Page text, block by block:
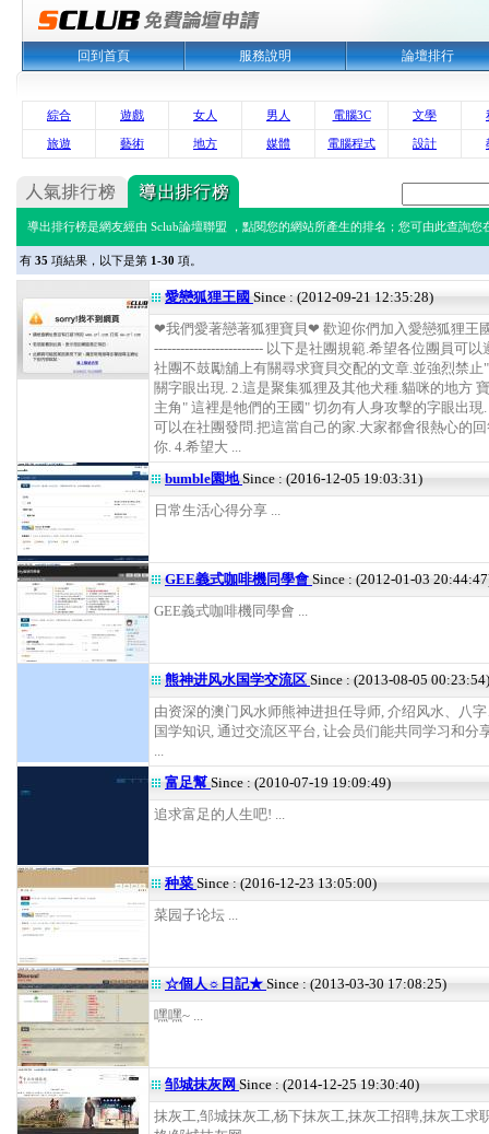
回到首頁 服務說明 論壇排行
綜合 遊戲 女人 男人 電腦3C 文學
旅遊 藝術 地方 媒體 電腦程式 設計
導出排行榜是網友經由 Sclub論壇聯盟 ，點閱您的網站所產生的排名；您可由此查詢您
有 35 項結果，以下是第 1-30 項。
愛戀狐狸王國 Since : (2012-09-21 12:35:28)
❤我們愛著戀著狐狸寶貝❤ 歡迎你們加入愛戀狐狸王
------------------------- 以下是社團規範.希望各位團員可以
社團不鼓勵舖上有關尋求寶貝交配的文章.並強烈禁止
關字眼出現. 2.這是聚集狐狸及其他犬種.貓咪的地方
主角" 這裡是牠們的王國" 切勿有人身攻擊的字眼出現
可以在社團發問.把這當自己的家.大家都會很熱心的
你. 4.希望大 ...
bumble園地Since : (2016-12-05 19:03:31)
日常生活心得分享 ...
GEE義式咖啡機同學會 Since : (2012-01-03
GEE義式咖啡機同學會 ...
熊神进风水国学交流区 Since : (2013-08-05 00:23:54)
由资深的澳门风水师熊神进担任导师, 介绍风水、八
国学知识, 通过交流区平台, 让会员们能共同学习和分
...
富足幫 Since : (2010-07-19 19:09:49)
追求富足的人生吧! ...
种菜Since : (2016-12-23 13:05:00)
菜园子论坛 ...
☆個人☼日記★ Since : (2013-03-30 17:08:25)
嘿嘿~ ...
邹城抹灰网 Since : (2014-12-25 19:30:40)
抹灰工,邹城抹灰工,杨下抹灰工,抹灰工招聘,抹灰工求